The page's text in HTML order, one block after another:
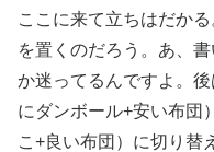
ここに来て立ちはだか
を置くのだろう。あ、
か迷ってるんですよ。
にダンボール+安い布団
こ+良い布団）に切り替